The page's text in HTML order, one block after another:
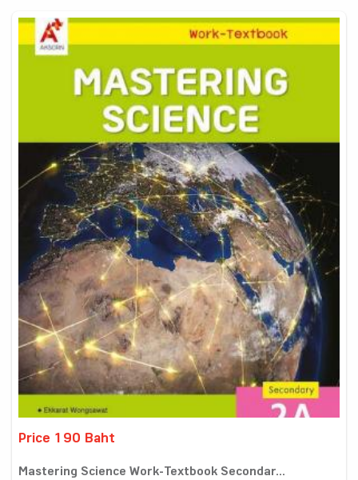
Price 190 Baht
Mastering Science Work-Textbook Secondar...